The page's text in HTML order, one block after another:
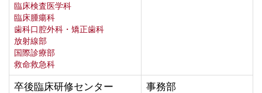
臨床検査医学科
臨床腫瘍科
歯科口腔外科・矯正歯科
放射線部
国際診療部
救命救急科
卒後臨床研修センター 事務部